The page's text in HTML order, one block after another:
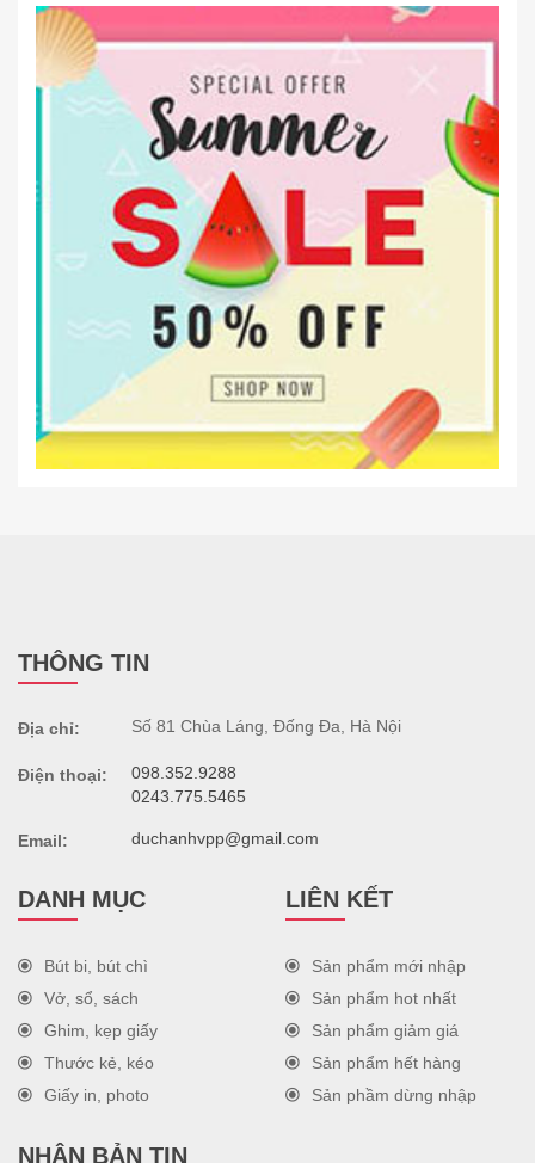
THÔNG TIN
Địa chỉ: Số 81 Chùa Láng, Đống Đa, Hà Nội
Điện thoại:
098.352.9288
0243.775.5465
Email: duchanhvpp@gmail.com
DANH MỤC
Bút bi, bút chì
Vở, sổ, sách
Ghim, kẹp giấy
Thước kẻ, kéo
Giấy in, photo
LIÊN KẾT
Sản phẩm mới nhập
Sản phẩm hot nhất
Sản phẩm giảm giá
Sản phẩm hết hàng
Sản phầm dừng nhập
NHẬN BẢN TIN